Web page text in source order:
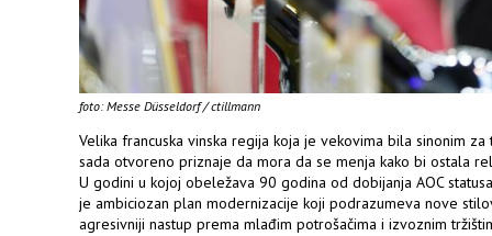
foto: Messe Düsseldorf / ctillmann
Velika francuska vinska regija koja je vekovima bila sinonim
sada otvoreno priznaje da mora da se menja kako bi ostala
U godini u kojoj obeležava 90 godina od dobijanja AOC
je ambiciozan plan modernizacije koji podrazumeva nove
agresivniji nastup prema mlađim potrošačima i izvoznim